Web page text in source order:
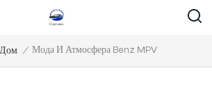
Дом / Мода И Атмосфера Benz MPV